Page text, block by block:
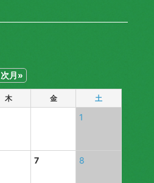
次月»
木 金 土
1
7 8